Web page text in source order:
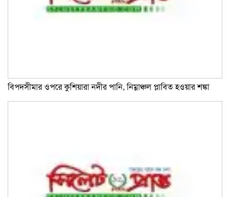
বিপদসীমার ওপরে কুশিয়ারা নদীর পানি, নিম্নাঞ্চল প্লাবিত হওয়ার শঙ্কা